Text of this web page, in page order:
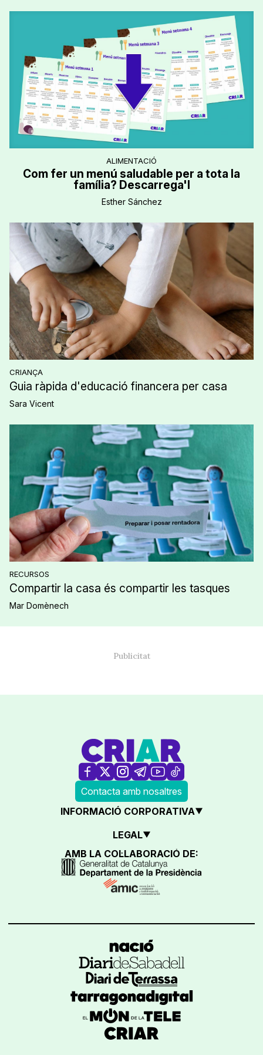
CRIANÇA
Guia ràpida d'educació financera per casa
Sara Vicent
RECURSOS
Compartir la casa és compartir les tasques
Mar Domènech
ALIMENTACIÓ
Com fer un menú saludable per a tota la
família? Descarrega'l
Esther Sánchez
Contacta amb nosaltres
INFORMACIÓ CORPORATIVA
LEGAL
AMB LA COL·LABORACIÓ DE: